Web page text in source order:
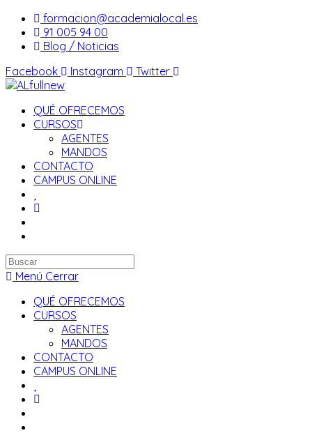
Saltar
contenido
formacion@academialocal.es
91 005 94 00
Blog / Noticias
Facebook
Instagram Twitter
QUÉ OFRECEMOS
CURSOS
AGENTES
MANDOS
CONTACTO
CAMPUS ONLINE
Buscar
en
web
Menú Cerrar
QUÉ OFRECEMOS
CURSOS
AGENTES
MANDOS
CONTACTO
CAMPUS ONLINE